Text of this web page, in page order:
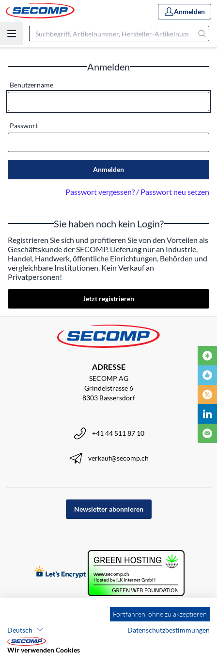
Anmelden
Anmelden
Benutzername
Passwort
Anmelden
Passwort vergessen? / Passwort neu setzen
Sie haben noch kein Login?
Registrieren Sie sich und profitieren Sie von den Vorteilen als
Geschäftskunde der SECOMP. Lieferung nur an Industrie,
Handel, Handwerk, öffentliche Einrichtungen, Behörden und
vergleichbare Institutionen. Kein Verkauf an
Privatpersonen!
Jetzt registrieren
ADRESSE
SECOMP AG
Grindelstrasse 6
8303 Bassersdorf
+41 44 511 87 10
verkauf@secomp.ch
Newsletter abonnieren
Fortfahren, ohne zu akzeptieren
Deutsch
Datenschutzbestimmungen
Wir verwenden Cookies